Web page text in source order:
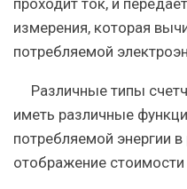
проходит ток, и
измерения, которая
потребляемой
Различные типы
иметь различные
потребляемой энергии
отображение стоимости